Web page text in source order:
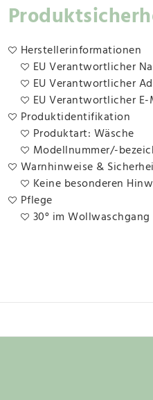
Herstellerinformationen
EU Verantwortlicher
EU Verantwortlicher
EU Verantwortlicher
Produktidentifikation
Produktart: Wäsche
Modellnummer/-
Warnhinweise &
Keine besonderen
Pflege
30° im